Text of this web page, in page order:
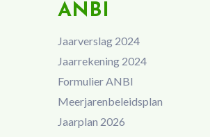
ANBI
Jaarverslag 2024
Jaarrekening 2024
Formulier ANBI
Meerjarenbeleidsplan
Jaarplan 2026